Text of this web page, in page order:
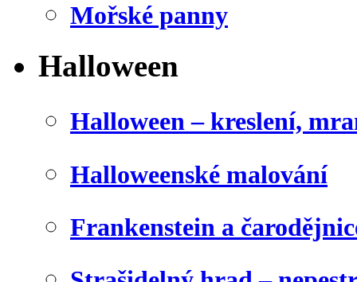
Mořské panny
Halloween
Halloween – kreslení,
Halloweenské malování
Frankenstein a